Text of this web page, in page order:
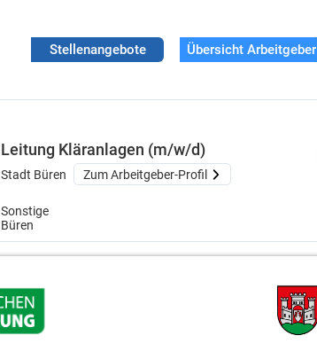
Stellenangebote Übersicht Arbeitgeber
Leitung Kläranlagen (m/w/d)
Stadt Büren Zum Arbeitgeber-Profil
Sonstige
Büren